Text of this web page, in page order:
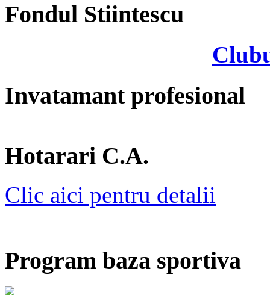
Fondul Stiintescu
Invatamant profesional
Hotarari C.A.
Clic aici pentru detalii
Program baza sportiva